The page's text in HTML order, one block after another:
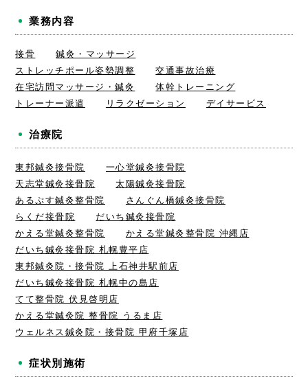
業務内容
接骨
鍼灸・マッサージ
ストレッチポール姿勢調整
交通事故治療
在宅訪問マッサージ・鍼灸
体幹トレーニング
トレーナー派遣
リラクゼーション デイサービス
治療院
東邦鍼灸接骨院
一心堂鍼灸接骨院
天志堂鍼灸接骨院
太陽鍼灸接骨院
あるぷす鍼灸整骨院
さんぐん橋鍼灸接骨院
らくだ接骨院
だいち鍼灸接骨院
かえる堂鍼灸整骨院
かえる堂鍼灸整骨院 沖縄店
だいち鍼灸接骨院 札幌豊平店
東邦鍼灸院・接骨院 上石神井駅前店
だいち鍼灸接骨院 札幌中の島店
てて整骨院 伏見啓明店
かえる堂鍼灸院 整骨院 うるま店
ウェルネス鍼灸院・接骨院 甲府千塚店
症状別施術